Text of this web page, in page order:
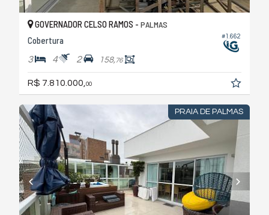
#1.662
GOVERNADOR CELSO RAMOS - PALMAS
Cobertura
3 4 2 158,76
R$ 7.810.000,00
PRAIA DE PALMAS